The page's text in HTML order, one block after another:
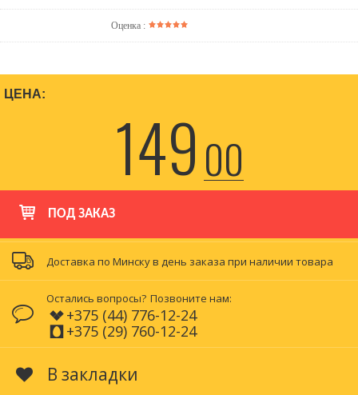
Оценка :
ЦЕНА:
14900
ПОД ЗАКАЗ
Доставка по Минску в день заказа при наличии товара
Остались вопросы? Позвоните нам:
+375 (44) 776-12-24
+375 (29) 760-12-24
В закладки